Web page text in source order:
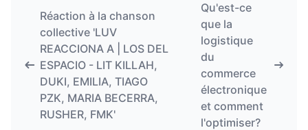
Réaction à la chanson
collective 'LUV
REACCIONA A | LOS DEL
ESPACIO - LIT KILLAH,
DUKI, EMILIA, TIAGO
PZK, MARIA BECERRA,
RUSHER, FMK'
Qu'est-ce
que la
logistique
du
commerce
électronique
et comment
l'optimiser?